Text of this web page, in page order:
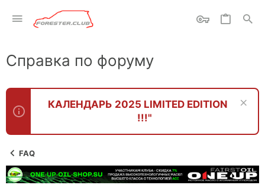
Справка по форуму
КАЛЕНДАРЬ 2025 LIMITED EDITION
!!!"
FAQ